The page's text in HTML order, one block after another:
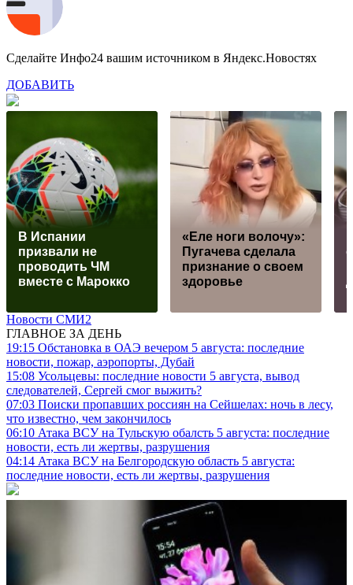
Сделайте Инфо24 вашим источником в Яндекс.Новостях
ДОБАВИТЬ
В Испании
призвали не
проводить ЧМ
вместе с Марокко
«Еле ноги волочу»:
Пугачева сделала
признание о своем
здоровье
Новости СМИ2
ГЛАВНОЕ ЗА ДЕНЬ
19:15 Обстановка в ОАЭ вечером 5 августа: последние
новости, пожар, аэропорты, Дубай
15:08 Усольцевы: последние новости 5 августа, вывод
следователей, Сергей смог выжить?
07:03 Поиски пропавших россиян на Сейшелах: ночь в лесу,
что известно, чем закончилось
06:10 Атака ВСУ на Тульскую обалсть 5 августа: последние
новости, есть ли жертвы, разрушения
04:14 Атака ВСУ на Белгородскую область 5 августа:
последние новости, есть ли жертвы, разрушения